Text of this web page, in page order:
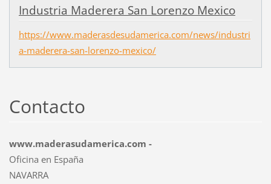
Industria Maderera San Lorenzo Mexico
https://www.maderasdesudamerica.com/news/industri
a-maderera-san-lorenzo-mexico/
Contacto
www.maderasudamerica.com -
Oficina en España
NAVARRA